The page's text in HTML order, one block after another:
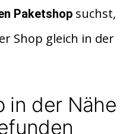
Paketshop suchst,
Shop gleich in der
in der Nähe